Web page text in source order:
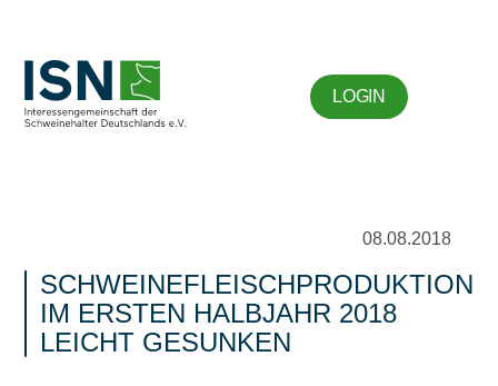
LOGIN
08.08.2018
SCHWEINEFLEISCHPRODUKTION
IM ERSTEN HALBJAHR 2018
LEICHT GESUNKEN